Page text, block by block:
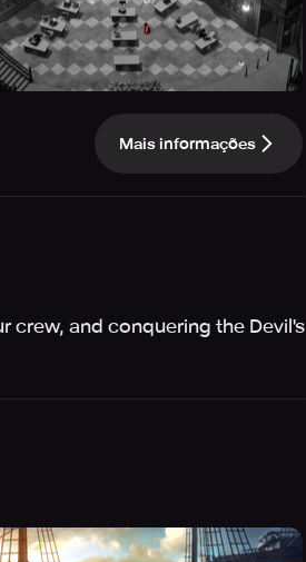
Mais informações
crew, and conquering the Devil's